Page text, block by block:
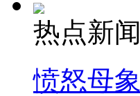
热点新闻
愤怒母